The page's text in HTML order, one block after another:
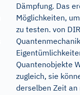
Dämpfung. Das
Möglichkeiten,
zu testen. von
Quantenobjekte
zugleich, sie
derselben Zeit